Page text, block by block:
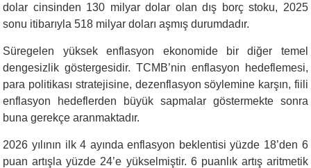
dolar cinsinden 130 milyar dolar olan dış borç stoku, 2025
sonu itibarıyla 518 milyar doları aşmış durumdadır.
Süregelen yüksek enflasyon ekonomide bir diğer temel
dengesizlik göstergesidir. TCMB’nin enflasyon hedeflemesi,
para politikası stratejisine, dezenflasyon söylemine karşın, fiili
enflasyon hedeflerden büyük sapmalar göstermekte sonra
buna gerekçe aranmaktadır.
2026 yılının ilk 4 ayında enflasyon beklentisi yüzde 18’den 6
puan artışla yüzde 24’e yükselmiştir. 6 puanlık artış aritmetik